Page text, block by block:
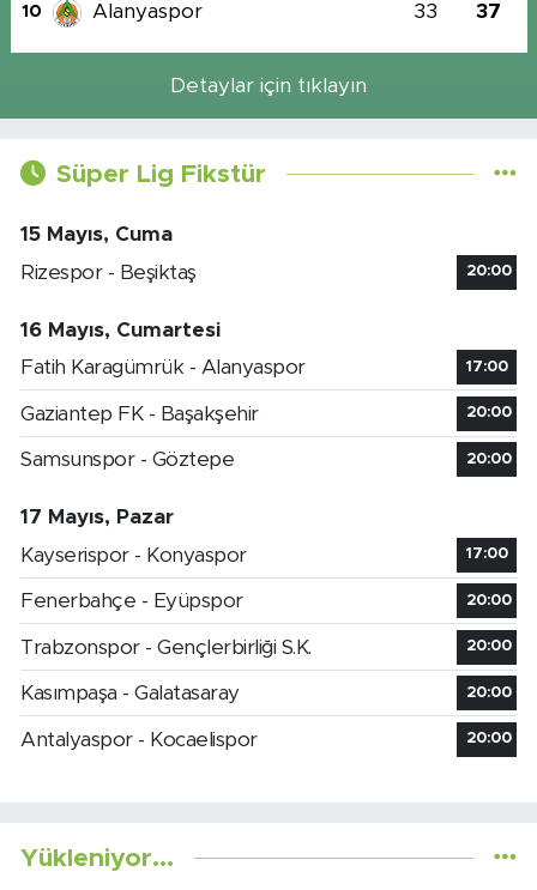
10 Alanyaspor 33 37
Detaylar için tıklayın
Süper Lig Fikstür
15 Mayıs, Cuma
Rizespor - Beşiktaş
20:00
16 Mayıs, Cumartesi
Fatih Karagümrük - Alanyaspor
17:00
Gaziantep FK - Başakşehir 20:00
Samsunspor - Göztepe 20:00
17 Mayıs, Pazar
Kayserispor - Konyaspor
17:00
Fenerbahçe - Eyüpspor 20:00
Trabzonspor - Gençlerbirliği S.K. 20:00
Kasımpaşa - Galatasaray 20:00
Antalyaspor - Kocaelispor 20:00
Yükleniyor...